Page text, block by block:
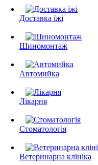
Доставка їжі
Шиномонтаж
Автомийка
Лікарня
Стоматологія
Ветеринарна клініка